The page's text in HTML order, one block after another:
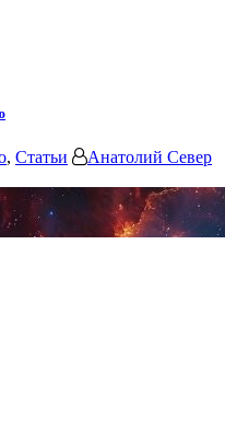
, Статьи
Анатолий Север